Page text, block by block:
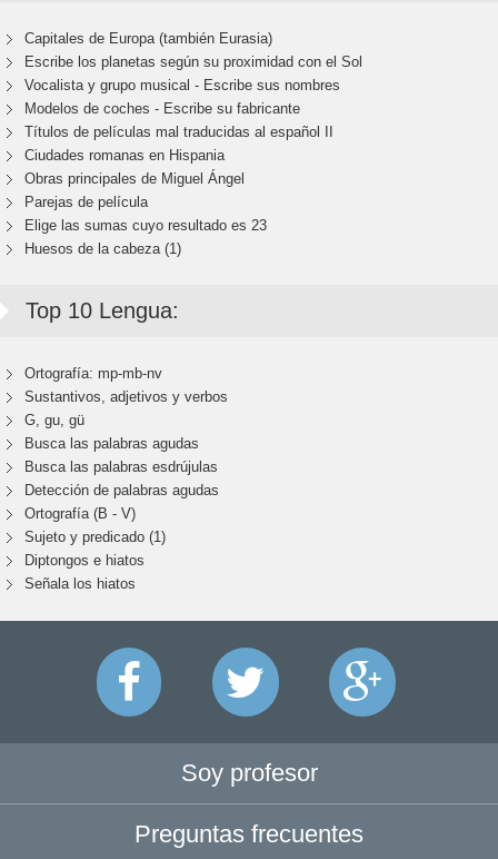
Capitales de Europa (también Eurasia)
Escribe los planetas según su proximidad con el Sol
Vocalista y grupo musical - Escribe sus nombres
Modelos de coches - Escribe su fabricante
Títulos de películas mal traducidas al español II
Ciudades romanas en Hispania
Obras principales de Miguel Ángel
Parejas de película
Elige las sumas cuyo resultado es 23
Huesos de la cabeza (1)
Top 10 Lengua:
Ortografía: mp-mb-nv
Sustantivos, adjetivos y verbos
G, gu, gü
Busca las palabras agudas
Busca las palabras esdrújulas
Detección de palabras agudas
Ortografía (B - V)
Sujeto y predicado (1)
Diptongos e hiatos
Señala los hiatos
Soy profesor
Preguntas frecuentes